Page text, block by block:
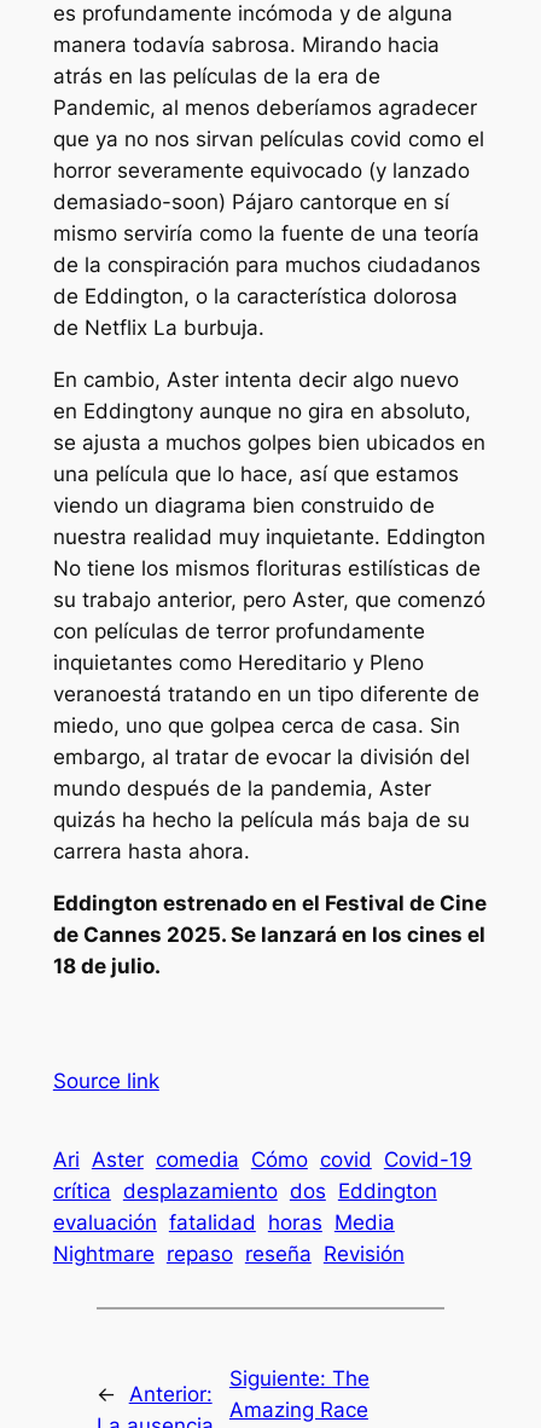
es profundamente incómoda y de alguna
manera todavía sabrosa. Mirando hacia
atrás en las películas de la era de
Pandemic, al menos deberíamos agradecer
que ya no nos sirvan películas covid como el
horror severamente equivocado (y lanzado
demasiado-soon) Pájaro cantorque en sí
mismo serviría como la fuente de una teoría
de la conspiración para muchos ciudadanos
de Eddington, o la característica dolorosa
de Netflix La burbuja.
En cambio, Aster intenta decir algo nuevo
en Eddingtony aunque no gira en absoluto,
se ajusta a muchos golpes bien ubicados en
una película que lo hace, así que estamos
viendo un diagrama bien construido de
nuestra realidad muy inquietante. Eddington
No tiene los mismos florituras estilísticas de
su trabajo anterior, pero Aster, que comenzó
con películas de terror profundamente
inquietantes como Hereditarioy Pleno
veranoestá tratando en un tipo diferente de
miedo, uno que golpea cerca de casa. Sin
embargo, al tratar de evocar la división del
mundo después de la pandemia, Aster
quizás ha hecho la película más baja de su
carrera hasta ahora.
Eddington estrenado en el Festival de Cine
de Cannes 2025. Se lanzará en los cines el
18 de julio.
Source link
Ari Aster comedia Cómo covid
Covid-19
crítica desplazamiento dos Eddington
evaluación fatalidad horas Media
Nightmare repaso reseña Revisión
← Anterior:
Siguiente: The
Amazing Race